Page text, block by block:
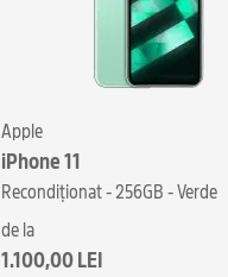
Apple
iPhone 11
Recondiționat - 256GB - Verde
de la
1.100,00 LEI